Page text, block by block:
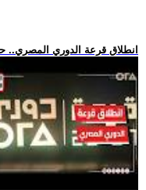
.. انطلاق قرعة الدوري المصري..